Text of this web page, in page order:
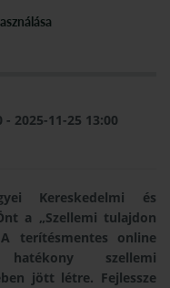
- 2025-11-25 13:00
Kereskedelmi és
a „Szellemi tulajdon
terítésmentes online
szellemi
jött létre. Fejlessze